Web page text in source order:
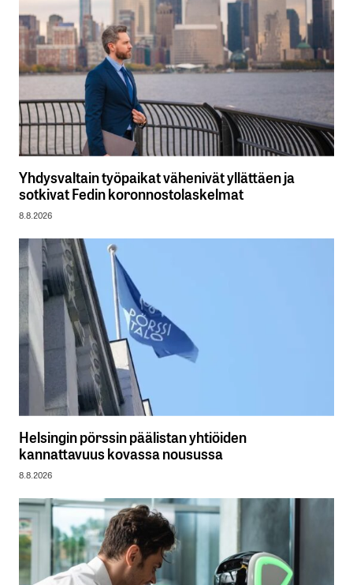
Yhdysvaltain työpaikat vähenivät yllättäen ja
sotkivat Fedin koronnostolaskelmat
8.8.2026
Helsingin pörssin päälistan yhtiöiden
kannattavuus kovassa nousussa
8.8.2026